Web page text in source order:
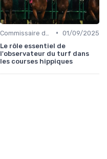
• 01/09/2025
Le rôle essentiel de
l'observateur du turf dans
les courses hippiques